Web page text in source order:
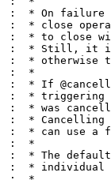
:  * On
:  * close
:  * to close
:  * Still, it
:  * otherwise
:  *
:  * If
:  *
:  * was
:  *
:  * can use a
:  *
:  * The
:  * individual